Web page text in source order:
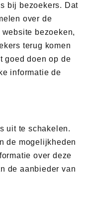
bij bezoekers. Dat
over de
bezoeken,
terug komen
goed doen op de
informatie de
uit te schakelen.
de mogelijkheden
over deze
de aanbieder van